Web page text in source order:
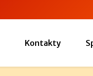
Kontakty